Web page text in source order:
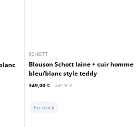
SCHOTT
Blouson Schott laine + cuir homme
bleu/blanc style teddy
349,00 € 449,00 €
En stock